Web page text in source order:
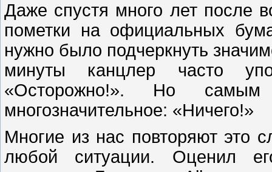
Даже спустя много лет после
пометки на официальных
нужно было подчеркнуть
минуты канцлер часто
«Осторожно!». Но
многозначительное: «Ничего!»
Многие из нас повторяют это
любой ситуации. Оценил